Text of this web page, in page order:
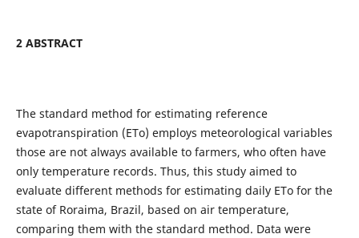
2 ABSTRACT
The standard method for estimating reference
evapotranspiration (ETo) employs meteorological variables
those are not always available to farmers, who often have
only temperature records. Thus, this study aimed to
evaluate different methods for estimating daily ETo for the
state of Roraima, Brazil, based on air temperature,
comparing them with the standard method. Data were